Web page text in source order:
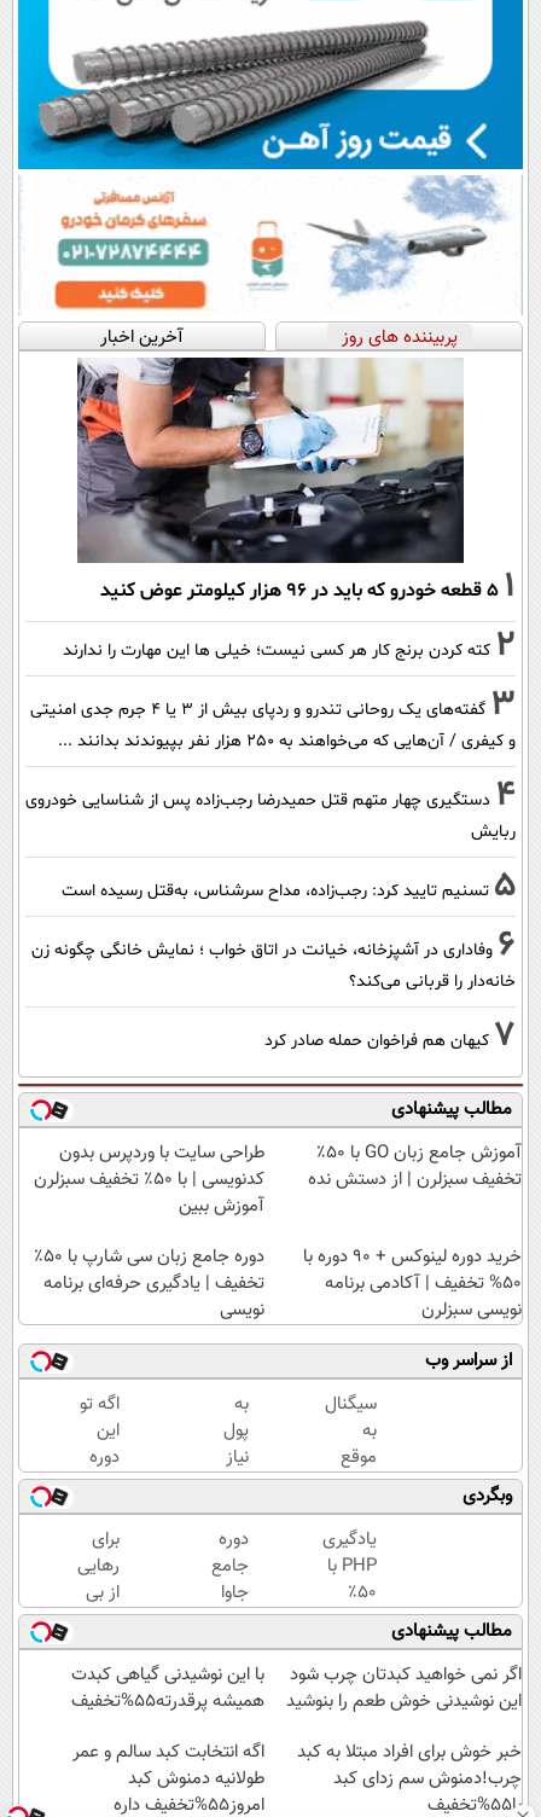
پربیننده های روز آخرین اخبار
1 ۵ قطعه خودرو که باید در ۹۶ هزار کیلومتر عوض کنید
2 کته کردن برنج کار هر کسی نیست؛ خیلی ها این مهارت را ندارند
3
گفته‌های یک روحانی تندرو و ردپای بیش از ۳ یا ۴ جرم جدی امنیتی
و کیفری / آن‌هایی که می‌خواهند به ۲۵۰ هزار نفر بپیوندند بدانند ...
4 دستگیری چهار متهم قتل حمیدرضا رجب‌زاده پس از شناسایی خودروی
ربایش
5 تسنیم تایید کرد: رجب‌زاده، مداح سرشناس، به‌قتل رسیده است
6 وفاداری در آشپزخانه، خیانت در اتاق خواب ؛ نمایش خانگی چگونه زن
خانه‌دار را قربانی می‌کند؟
7 کیهان هم فراخوان حمله صادر کرد
مطالب پیشنهادی
آموزش جامع زبان GO با ۵۰٪
تخفیف سبزلرن | از دستش نده
طراحی سایت با وردپرس بدون
کدنویسی | با ۵۰٪ تخفیف سبزلرن
آموزش ببین
خرید دوره لینوکس + 90 دوره با
50% تخفیف | آکادمی برنامه
نویسی سبزلرن
دوره جامع زبان سی شارپ با ۵۰٪
تخفیف | یادگیری حرفه‌ای برنامه
نویسی
از سراسر وب
سیگنال
به
موقع
سرمایه
گذاری
(رایگان
به
مدت
محدود)
به
پول
نیاز
داری؟
همین
الان
این
دوره
رایگان
رو
شرکت
کن تا
نشده!
اگه تو
این
دوره
شرکت
نکنی
باختی!
(
رایگان
آموزش
ببین
پولدار
شی)
وبگردی
یادگیری
PHP با
۵۰٪
تخفیف
ویژه | با
سبزلرن
برنامه
شو
دوره
جامع
جاوا
اسکریپت
رو با ۵۰٪
تخفیف
بخر |
سبزلرن
شروع
شد
برای
رهایی
از بی
پولی
دیدن
همین
دوره
کافیه!
وارد
مطالب پیشنهادی
اگر نمی خواهید کبدتان چرب شود
این نوشیدنی خوش طعم را بنوشید
با این نوشیدنی گیاهی کبدت
همیشه پرقدرته55%تخفیف
خبر خوش برای افراد مبتلا به کبد
چرب!دمنوش سم زدای کبد
با55%تخفیف
اگه انتخابت کبد سالم و عمر
طولانیه دمنوش کبد
امروز55%تخفیف داره